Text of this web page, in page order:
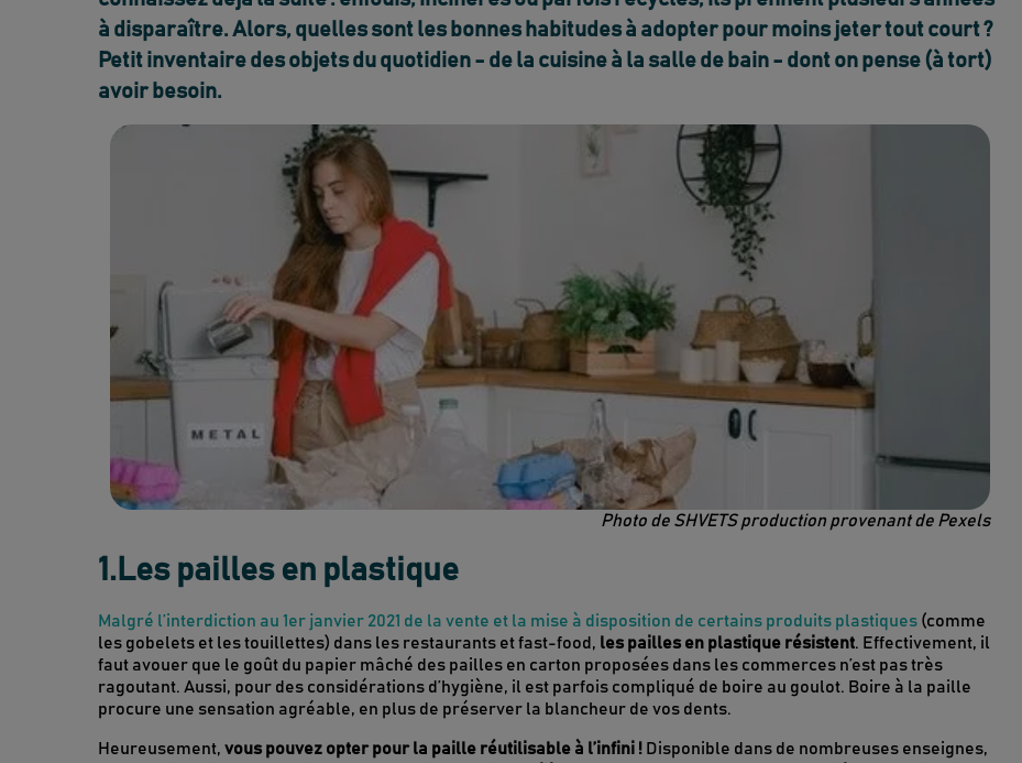
à disparaître. Alors, quelles sont les bonnes habitudes à adopter pour moins jeter tout court ?
Petit inventaire des objets du quotidien - de la cuisine à la salle de bain - dont on pense (à tort)
avoir besoin.
Photo de SHVETS production provenant de Pexels
1.Les pailles en plastique
Malgré l’interdiction au 1er janvier 2021 de la vente et la mise à disposition de certains produits plastiques(comme
les gobelets et les touillettes) dans les restaurants et fast-food, les pailles en plastique résistent. Effectivement, il
faut avouer que le goût du papier mâché des pailles en carton proposées dans les commerces n’est pas très
ragoutant. Aussi, pour des considérations d’hygiène, il est parfois compliqué de boire au goulot. Boire à la paille
procure une sensation agréable, en plus de préserver la blancheur de vos dents.
Heureusement, vous pouvez opter pour la paille réutilisable à l’infini !Disponible dans de nombreuses enseignes,